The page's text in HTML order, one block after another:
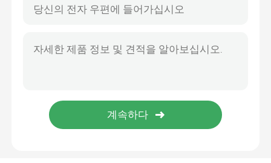
사용된 토요타 버스